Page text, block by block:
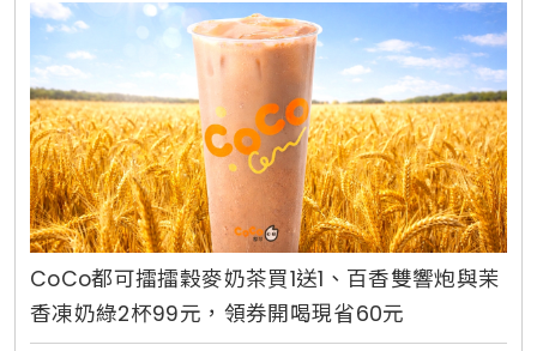
CoCo都可擂擂穀麥奶茶買1送1、百香雙響炮與茉
香凍奶綠2杯99元，領券開喝現省60元